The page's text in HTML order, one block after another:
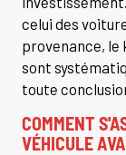
celui des
provenance, le
sont
toute
COMMENT
VÉHICULE